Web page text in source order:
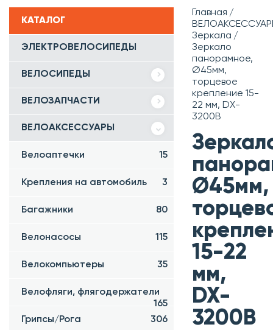
КАТАЛОГ
ЭЛЕКТРОВЕЛОСИПЕДЫ
ВЕЛОСИПЕДЫ
ВЕЛОЗАПЧАСТИ
ВЕЛОАКСЕССУАРЫ
Велоаптечки 15
Крепления на автомобиль 3
Багажники 80
Велонасосы 115
Велокомпьютеры 35
Велофляги, флягодержатели
165
Грипсы/Рога
306
Главная
Зеркала
Зеркало
панорамное,
Ø45мм,
торцевое
крепление 15-
22 мм, DX-
3200B
Ø45мм,
15-22
мм,
DX-
3200B